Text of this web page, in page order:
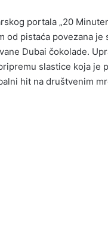
portala „20
od pistaća povezana je
Dubai čokolade.
slastice koja je
hit na društvenim